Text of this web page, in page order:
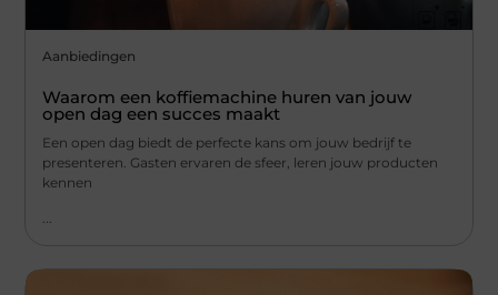
Aanbiedingen
Waarom een koffiemachine huren van jouw
open dag een succes maakt
Een open dag biedt de perfecte kans om jouw bedrijf te
presenteren. Gasten ervaren de sfeer, leren jouw producten
kennen